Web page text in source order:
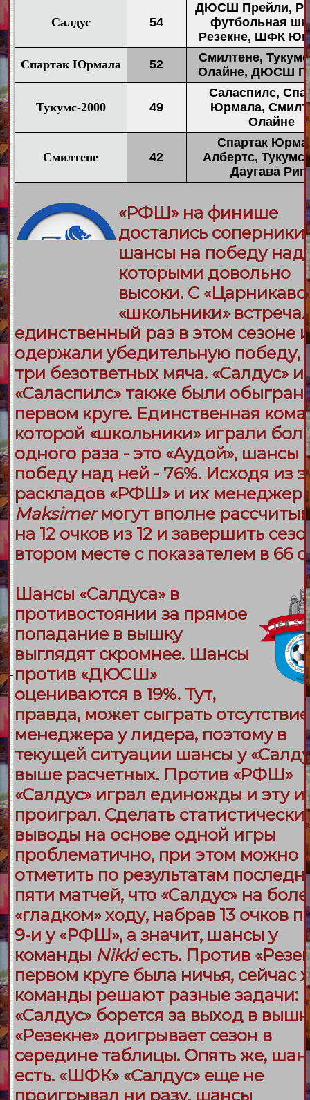
Салдус 54
ДЮСШ Прейли,
футбольная
Резекне, ШФК
Спартак Юрмала
52
Смилтене,
Олайне, ДЮСШ
Тукумс-2000 49
Саласпилс,
Юрмала,
Олайне
Смилтене 42
Спартак
Албертс,
Даугава
«РФШ» на финише
достались соперники,
шансы на победу над
которыми довольно
высоки. С «
«школьники»
единственный раз в этом сезоне и
одержали убедительную победу,
три безответных мяча. «Салдус» и
«Саласпилс» также были
первом круге. Единственная
которой «школьники» играли
одного раза - это «Аудой», шансы
победу над ней - 76%. Исходя из
раскладов «РФШ» и их менеджер
Maksimerмогут вполне
на 12 очков из 12 и завершить
втором месте с показателем в 66
Шансы «Салдуса» в
противостоянии за прямое
попадание в вышку
выглядят скромнее. Шансы
против «ДЮСШ»
оцениваются в 19%. Тут,
правда, может сыграть отсутствие
менеджера у лидера, поэтому в
текущей ситуации шансы у «
выше расчетных. Против «РФШ»
«Салдус» играл единожды и эту
проиграл. Сделать
выводы на основе одной игры
проблематично, при этом можно
отметить по результатам
пяти матчей, что «Салдус» на
«гладком» ходу, набрав 13 очков
9-и у «РФШ», а значит, шансы у
команды Nikkiесть. Против «
первом круге была ничья, сейчас
команды решают разные задачи:
«Салдус» борется за выход в
«Резекне» доигрывает сезон в
середине таблицы. Опять же,
есть. «ШФК» «Салдус» еще не
проигрывал ни разу, шансы